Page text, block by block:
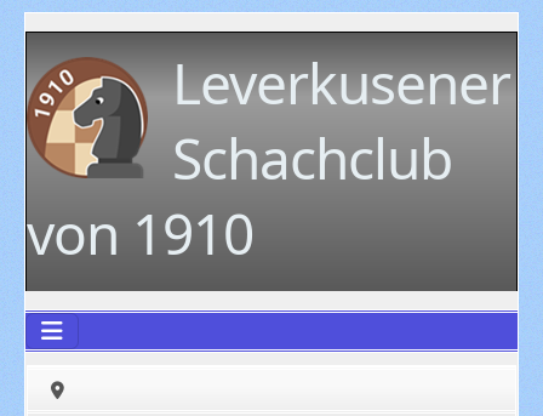
Leverkusener
Schachclub
von 1910